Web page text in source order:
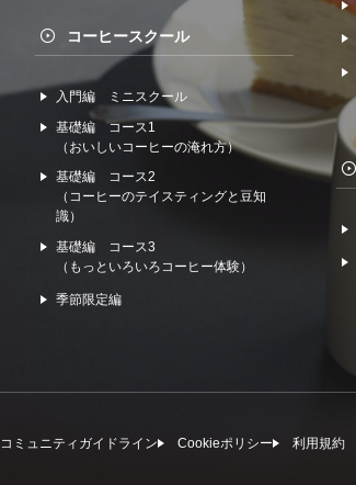
コーヒースクール
入門編 ミニスクール
基礎編 コース1
（おいしいコーヒーの淹れ方）
基礎編 コース2
（コーヒーのテイスティングと豆知
識）
基礎編 コース3
（もっといろいろコーヒー体験）
季節限定編
コミュニティガイドライン Cookieポリシー 利⽤規約